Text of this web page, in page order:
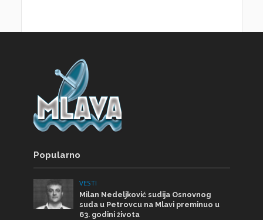
Popularno
VESTI
Milan Nedeljković sudija Osnovnog
suda u Petrovcu na Mlavi preminuo u
63. godini života